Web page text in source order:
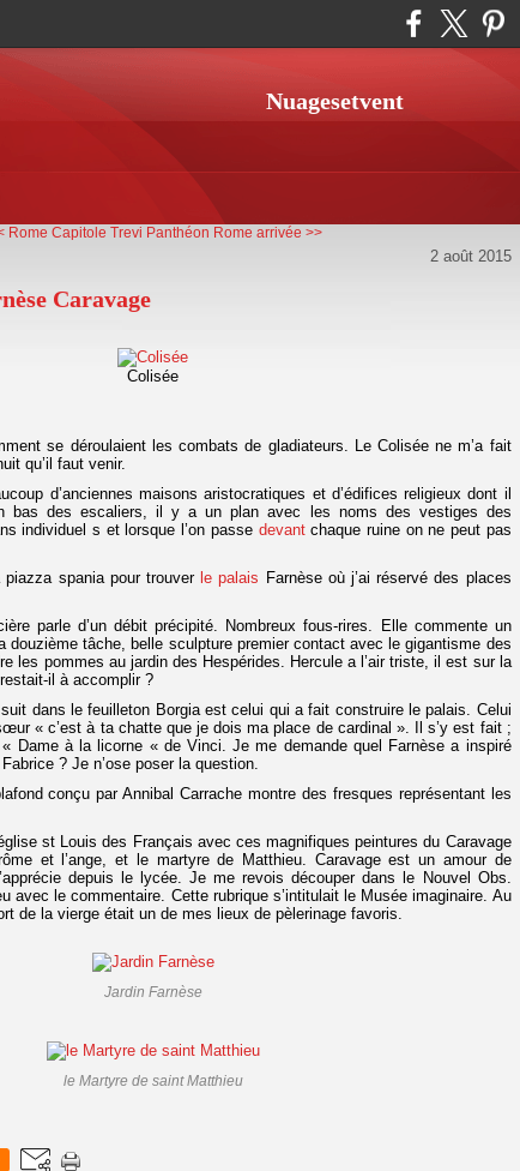
Nuagesetvent
Rome Capitole Trevi Panthéon Rome arrivée >>
2 août 2015
Caravage
Colisée
se déroulaient les combats de gladiateurs. Le Colisée ne m’a fait
qu’il faut venir.
d’anciennes maisons aristocratiques et d’édifices religieux dont il
bas des escaliers, il y a un plan avec les noms des vestiges des
individuel s et lorsque l’on passedevantchaque ruine on ne peut pas
spania pour trouverle palais Farnèse où j’ai réservé des places
parle d’un débit précipité. Nombreux fous-rires. Elle commente un
douzième tâche, belle sculpture premier contact avec le gigantisme des
les pommes au jardin des Hespérides. Hercule a l’air triste, il est sur la
il à accomplir ?
suit dans le feuilleton Borgia est celui qui a fait construire le palais. Celui
« c’est à ta chatte que je dois ma place de cardinal ». Il s’y est fait ;
Dame à la licorne « de Vinci. Je me demande quel Farnèse a inspiré
? Je n’ose poser la question.
conçu par Annibal Carrache montre des fresques représentant les
st Louis des Français avec ces magnifiques peintures du Caravage
et l’ange, et le martyre de Matthieu. Caravage est un amour de
depuis le lycée. Je me revois découper dans le Nouvel Obs.
avec le commentaire. Cette rubrique s’intitulait le Musée imaginaire. Au
de la vierge était un de mes lieux de pèlerinage favoris.
Jardin Farnèse
le Martyre de saint Matthieu